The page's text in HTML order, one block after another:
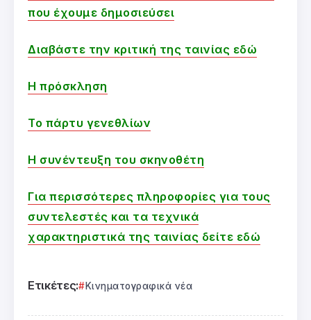
που έχουμε δημοσιεύσει
Διαβάστε την κριτική της ταινίας εδώ
Η πρόσκληση
Το πάρτυ γενεθλίων
Η συνέντευξη του σκηνοθέτη
Για περισσότερες πληροφορίες για τους
συντελεστές και τα τεχνικά
χαρακτηριστικά της ταινίας δείτε εδώ
Ετικέτες: Κινηματογραφικά νέα